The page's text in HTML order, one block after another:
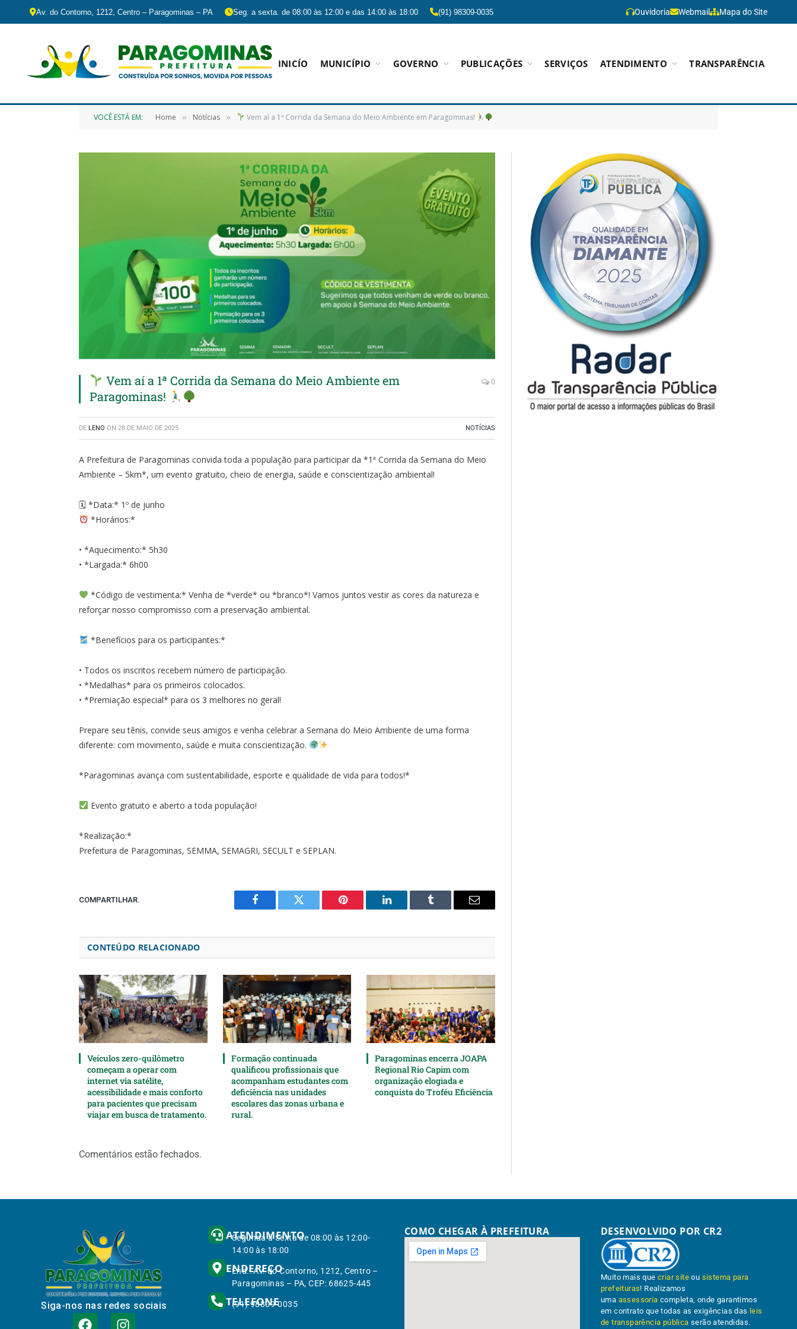
Av. do Contorno, 1212, Centro – Paragominas – PA Seg. a sexta. de 08:00 às 12:00 e das 14:00 às 18:00 (91) 98309-0035 Ouvidoria Webmail Mapa do Site
INICÍO MUNICÍPIO GOVERNO PUBLICAÇÕES SERVIÇOS ATENDIMENTO TRANSPARÊNCIA
VOCÊ ESTÁ EM: Home » Notícias » Vem aí a 1ª Corrida da Semana do Meio Ambiente em Paragominas!
Vem aí a 1ª Corrida da Semana do Meio Ambiente em
Paragominas!
0
DE LENO ON 28 DE MAIO DE 2025 NOTÍCIAS
A Prefeitura de Paragominas convida toda a população para participar da *1ª Corrida da Semana do Meio
Ambiente – 5km*, um evento gratuito, cheio de energia, saúde e conscientização ambiental!
🗓 *Data:* 1º de junho
*Horários:*
•⁠ ⁠*Aquecimento:* 5h30
•⁠ ⁠*Largada:* 6h00
*Código de vestimenta:* Venha de *verde* ou *branco*! Vamos juntos vestir as cores da natureza e
reforçar nosso compromisso com a preservação ambiental.
*Benefícios para os participantes:*
•⁠ ⁠Todos os inscritos recebem número de participação.
•⁠ ⁠*Medalhas* para os primeiros colocados.
•⁠ ⁠*Premiação especial* para os 3 melhores no geral!
Prepare seu tênis, convide seus amigos e venha celebrar a Semana do Meio Ambiente de uma forma
diferente: com movimento, saúde e muita conscientização.
*Paragominas avança com sustentabilidade, esporte e qualidade de vida para todos!*
Evento gratuito e aberto a toda população!
*Realização:*
Prefeitura de Paragominas, SEMMA, SEMAGRI, SECULT e SEPLAN.
COMPARTILHAR.
Facebook Twitter Pinterest LinkedIn Tumblr Email
CONTEÚDO RELACIONADO
Veículos zero-quilômetro
começam a operar com
internet via satélite,
acessibilidade e mais conforto
para pacientes que precisam
viajar em busca de tratamento.
Formação continuada
qualificou profissionais que
acompanham estudantes com
deficiência nas unidades
escolares das zonas urbana e
rural.
Paragominas encerra JOAPA
Regional Rio Capim com
organização elogiada e
conquista do Troféu Eficiência
Comentários estão fechados.
Siga-nos nas redes sociais
ATENDIMENTO
Segunda à Sexta de 08:00 às 12:00-
14:00 às 18:00
ENDEREÇO
End.: Av. do Contorno, 1212, Centro –
Paragominas – PA, CEP: 68625-445
TELEFONE
(91) 98309-0035
COMO CHEGAR À PREFEITURA DESENVOLVIDO POR CR2
Muito mais quecriar site ou sistema para
prefeituras! Realizamos
uma assessoria completa, onde garantimos
em contrato que todas as exigências das leis
de transparência pública serão atendidas.